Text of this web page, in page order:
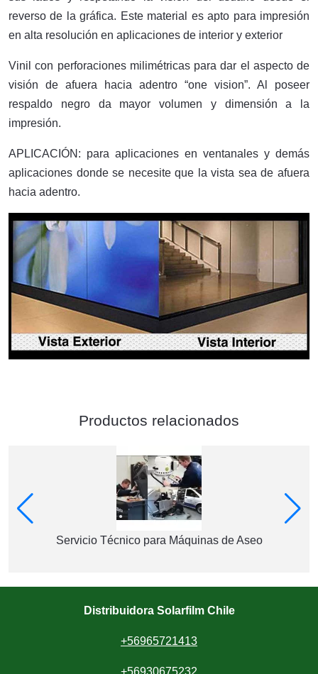
reverso de la gráfica. Este material es apto para impresión
en alta resolución en aplicaciones de interior y exterior
Vinil con perforaciones milimétricas para dar el aspecto de
visión de afuera hacia adentro “one vision”. Al poseer
respaldo negro da mayor volumen y dimensión a la
impresión.
APLICACIÓN: para aplicaciones en ventanales y demás
aplicaciones donde se necesite que la vista sea de afuera
hacia adentro.
Productos relacionados
Servicio Técnico para Máquinas de Aseo
Distribuidora Solarfilm Chile
+56965721413
+56930675232